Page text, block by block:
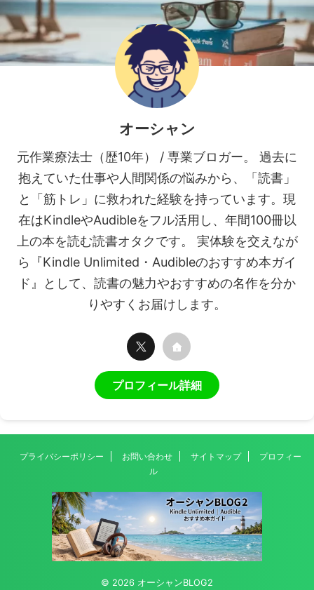
オーシャン
元作業療法士（歴10年） / 専業ブロガー。 過去に
抱えていた仕事や人間関係の悩みから、「読書」
と「筋トレ」に救われた経験を持っています。現
在はKindleやAudibleをフル活用し、年間100冊以
上の本を読む読書オタクです。 実体験を交えなが
ら『Kindle Unlimited・Audibleのおすすめ本ガイ
ド』として、読書の魅力やおすすめの名作を分か
りやすくお届けします。
プロフィール詳細
プライバシーポリシー お問い合わせ サイトマップ
プロフィー
ル
© 2026 オーシャンBLOG2